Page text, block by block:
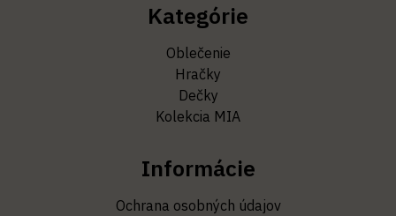
Kategórie
Oblečenie
Hračky
Dečky
Kolekcia MIA
Informácie
Ochrana osobných údajov